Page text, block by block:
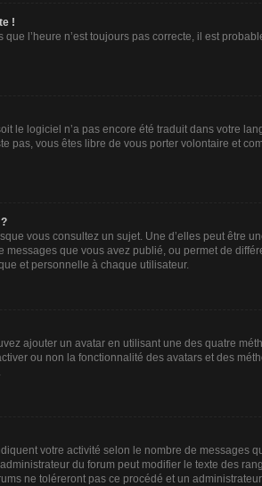
!
l’heure n’est toujours pas correcte, il est
le logiciel n’a pas encore été traduit dans votre
pas, vous êtes libre de vous porter volontaire et
vous consultez un sujet. Une d’elles peut être
que vous avez publié, ou permet de
et personnelle à chaque utilisateur.
ajouter un avatar en utilisant une des quatre
ou non la fonctionnalité des avatars et des
votre activité selon le nombre de
du forum peut modifier le texte des
ne toléreront pas ce procédé et un